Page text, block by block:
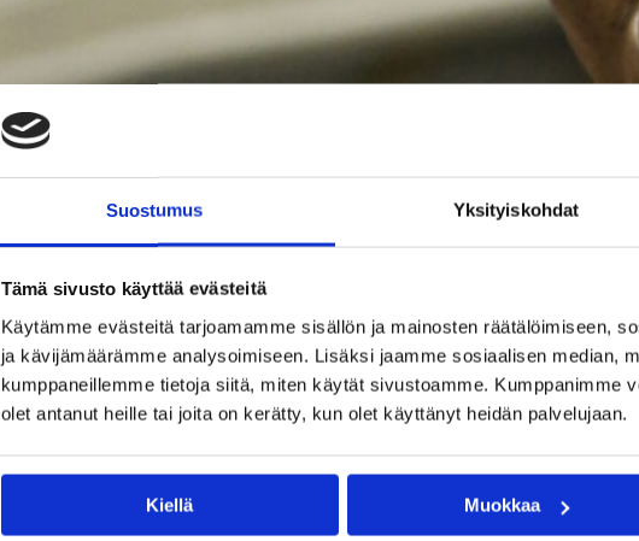
Suostumus Yksityiskohdat
Tämä sivusto käyttää evästeitä
Käytämme evästeitä tarjoamamme sisällön ja mainosten räätälöimiseen,
ja kävijämäärämme analysoimiseen. Lisäksi jaamme sosiaalisen median,
kumppaneillemme tietoja siitä, miten käytät sivustoamme. Kumppanimme
olet antanut heille tai joita on kerätty, kun olet käyttänyt heidän palvelujaan.
Kiellä Muokkaa